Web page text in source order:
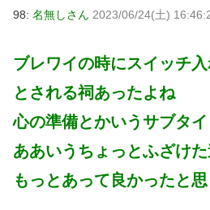
98: 名無しさん 2023/06/24(土)
ブレワイの時にスイッチ
とされる祠あったよね
心の準備とかいうサブタ
ああいうちょっとふざけ
もっとあって良かったと思